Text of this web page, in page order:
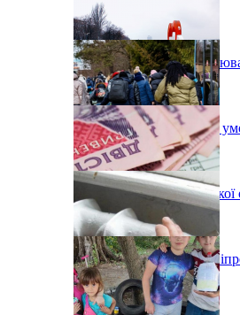
У Дніпрі будуть
Геннадій Корбан назвав
Жителі
Виплата субсидій на